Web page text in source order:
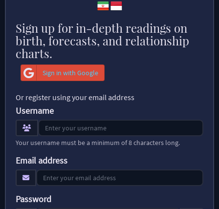
Sign up for in-depth readings on
birth, forecasts, and relationship
charts.
Sign in with Google
Or register using your email address
Username
Your username must be a minimum of 8 characters long.
Email address
Password